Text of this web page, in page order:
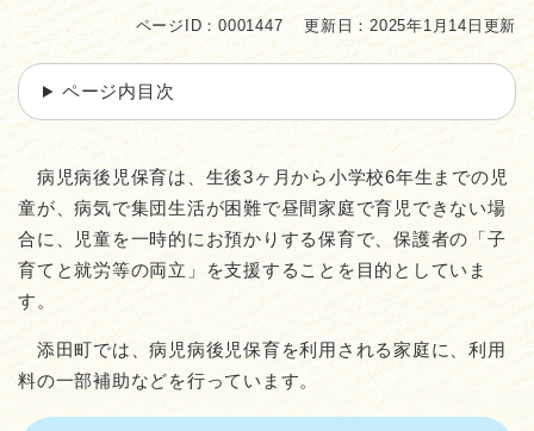
ページID：0001447 更新日：2025年1月14日更新
ページ内目次
病児病後児保育は、生後3ヶ月から小学校6年生までの児
童が、病気で集団生活が困難で昼間家庭で育児できない場
合に、児童を一時的にお預かりする保育で、保護者の「子
育てと就労等の両立」を支援することを目的としていま
す。
添田町では、病児病後児保育を利用される家庭に、利用
料の一部補助などを行っています。